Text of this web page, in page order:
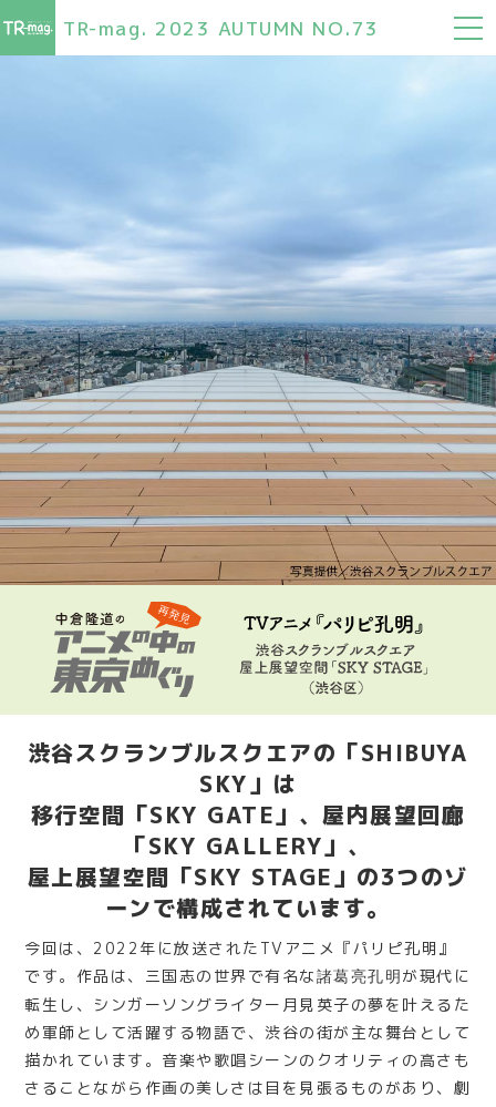
TR-mag. 2023 AUTUMN NO.73
渋谷スクランブルスクエアの「SHIBUYA
SKY」は
移行空間「SKY GATE」、屋内展望回廊
「SKY GALLERY」、
屋上展望空間「SKY STAGE」の3つのゾ
ーンで構成されています。
今回は、2022年に放送されたTVアニメ『パリピ孔明』
です。作品は、三国志の世界で有名な諸葛亮孔明 が現代に
転生し、シンガーソングライター月見英子の夢を叶えるた
め軍師として活躍する物語で、渋谷の街が主な舞台として
描かれています。音楽や歌唱シーンのクオリティの高さも
さることながら作画の美しさは目を見張るものがあり、劇